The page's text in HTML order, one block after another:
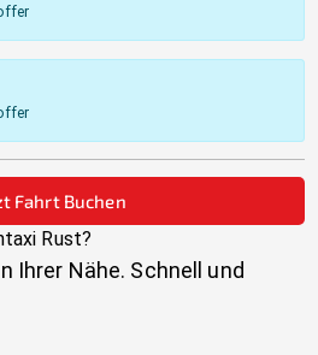
Fahrt Buchen
Rust?
Ihrer Nähe. Schnell und